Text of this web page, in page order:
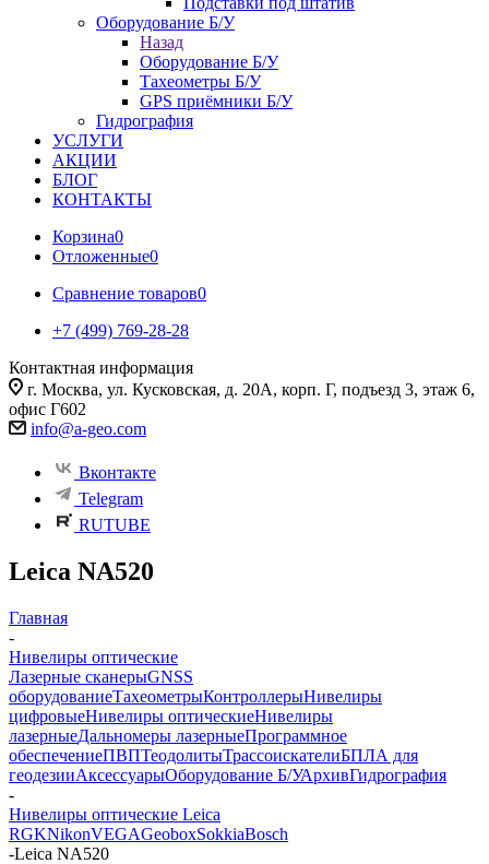
Оборудование Б/У
Назад
Оборудование Б/У
Тахеометры Б/У
GPS приёмники Б/У
Гидрография
УСЛУГИ
АКЦИИ
БЛОГ
КОНТАКТЫ
Корзина0
Отложенные0
Сравнение товаров0
+7 (499) 769-28-28
Контактная информация
г. Москва, ул. Кусковская, д. 20А, корп. Г, подъезд 3, этаж 6,
офис Г602
info@a-geo.com
Вконтакте
Telegram
RUTUBE
Leica NA520
Главная
-
Нивелиры оптические
Лазерные сканерыGNSS
оборудованиеТахеометрыКонтроллерыНивелиры
цифровыеНивелиры оптическиеНивелиры
лазерныеДальномеры лазерныеПрограммное
обеспечениеПВПТеодолитыТрассоискателиБПЛА для
геодезииАксессуарыОборудование Б/УАрхивГидрография
-
Нивелиры оптические Leica
RGKNikonVEGAGeoboxSokkiaBosch
-Leica NA520